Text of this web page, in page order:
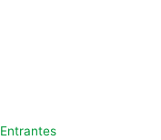
Entrantes